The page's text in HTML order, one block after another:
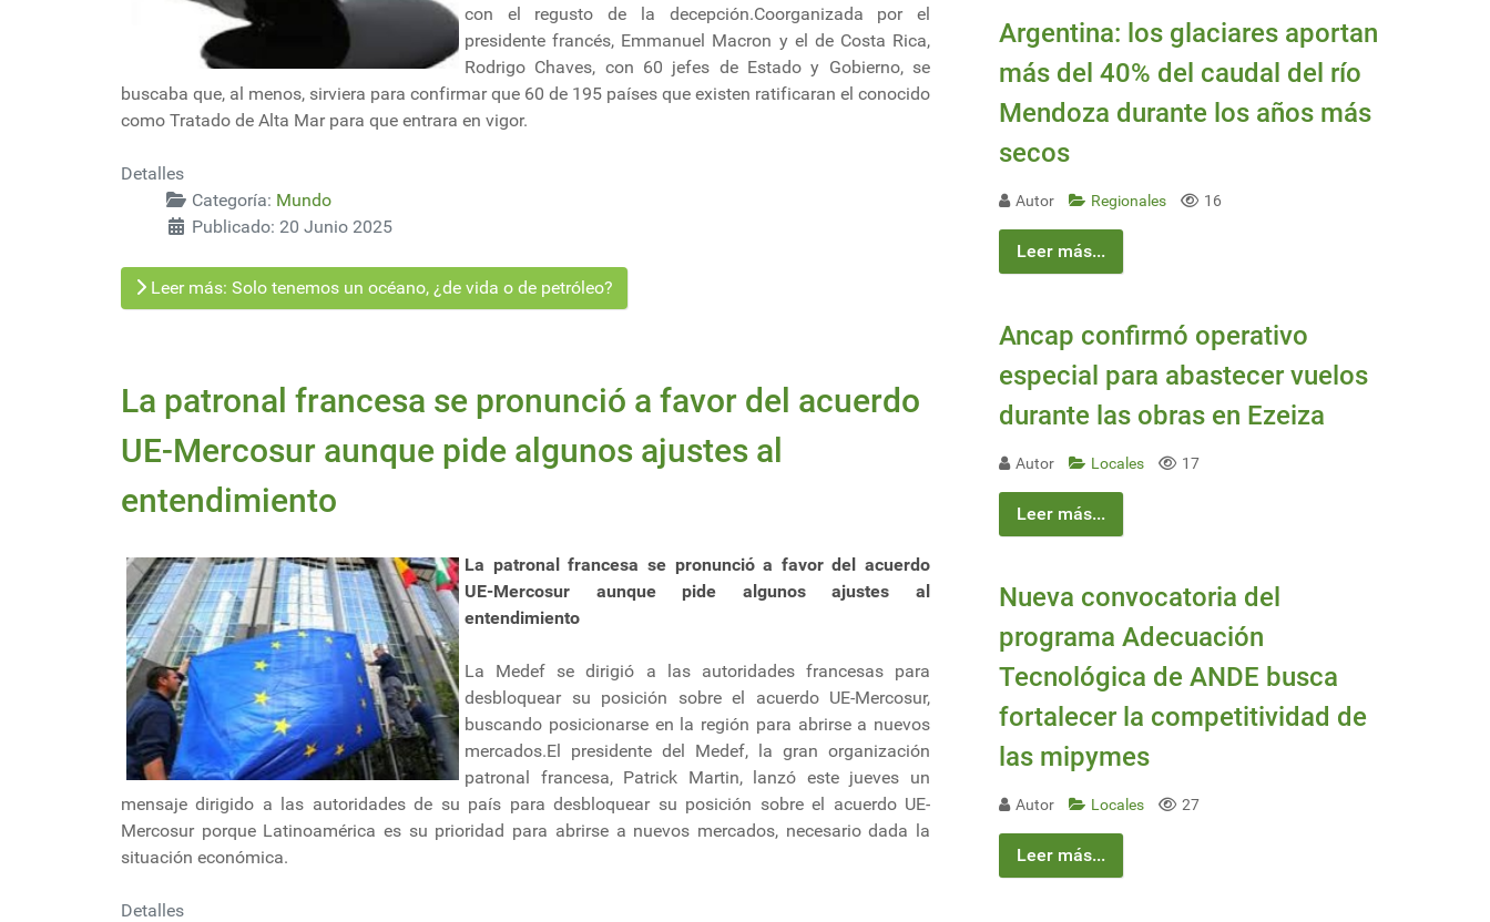
con el regusto de la decepción.Coorganizada por el
presidente francés, Emmanuel Macron y el de Costa Rica,
Rodrigo Chaves, con 60 jefes de Estado y Gobierno, se
buscaba que, al menos, sirviera para confirmar que 60 de 195 países que existen ratificaran el conocido
como Tratado de Alta Mar para que entrara en vigor.
Detalles
Categoría: Mundo
Publicado: 20 Junio 2025
Leer más: Solo tenemos un océano, ¿de vida o de petróleo?
La patronal francesa se pronunció a favor del acuerdo
UE-Mercosur aunque pide algunos ajustes al
entendimiento
La patronal francesa se pronunció a favor del acuerdo
UE-Mercosur aunque pide algunos ajustes al
entendimiento
La Medef se dirigió a las autoridades francesas para
desbloquear su posición sobre el acuerdo UE-Mercosur,
buscando posicionarse en la región para abrirse a nuevos
mercados.El presidente del Medef, la gran organización
patronal francesa, Patrick Martin, lanzó este jueves un
mensaje dirigido a las autoridades de su país para desbloquear su posición sobre el acuerdo UE-
Mercosur porque Latinoamérica es su prioridad para abrirse a nuevos mercados, necesario dada la
situación económica.
Detalles
Argentina: los glaciares aportan
más del 40% del caudal del río
Mendoza durante los años más
secos
Autor Regionales 16
Leer más...
Ancap confirmó operativo
especial para abastecer vuelos
durante las obras en Ezeiza
Autor Locales 17
Leer más...
Nueva convocatoria del
programa Adecuación
Tecnológica de ANDE busca
fortalecer la competitividad de
las mipymes
Autor Locales 27
Leer más...